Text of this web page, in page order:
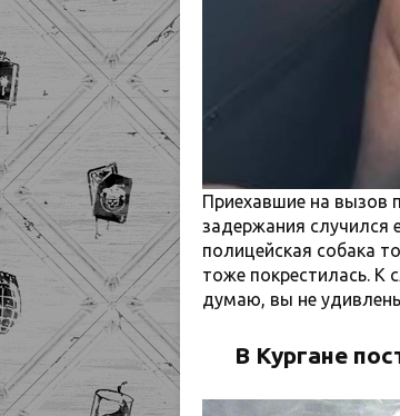
Приехавшие на вызов
задержания случился
полицейская собака
тоже покрестилась. К
думаю, вы не
В Кургане